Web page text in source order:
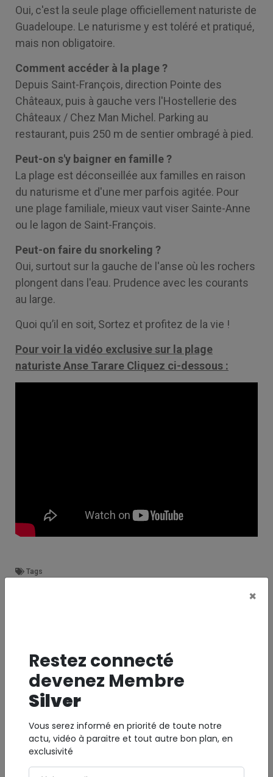
Oui, c'est la seule plage officiellement naturiste de
Guadeloupe. Le naturisme y est toléré et pratiqué,
mais non obligatoire.
Comment accéder à la plage ?
Depuis Saint-François, direction Pointe des
Châteaux, puis à gauche vers l'Hostellerie des
Châteaux / Chez Man Michel. Parking au
restaurant, puis 250 m de sentier ombragé à pied.
Peut-on s'y baigner en famille ?
La plage est déconseillée aux familles en raison
du naturisme et d'une mer parfois agitée. Pour
une plage familiale, mieux vaut viser Sainte-Anne
ou le lagon de Saint-François.
Peut-on faire du snorkeling ?
Oui, surtout sur la gauche de l'anse où les rochers
plongent dans l'eau. Prudence avec les courants
au large.
Quoi qu’il en soit, Sortez et profitez de la vie !
Pour voir la vidéo exclusive sur la plage
naturiste Anse Tarare Cliquez ci-dessous :
Tags
Restez connecté
devenez Membre
Silver
Vous serez informé en priorité de toute notre
actu, vidéo à paraitre et tout autre bon plan, en
exclusivité
×